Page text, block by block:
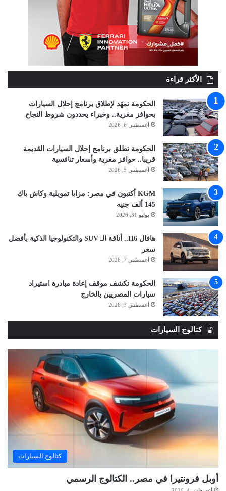
الأكثر قراءة
الحكومة تمهّد لإطلاق برنامج إحلال السيارات
بحوافز مغرية.. وخبراء يحددون شروط النجاح
أغسطس 6, 2026
الحكومة تطلق برنامج إحلال السيارات القديمة
قريبا.. حوافز مغرية وأسعار تنافسية
أغسطس 5, 2026
KGM أكتيون في مصر: مزايا تمويلية وكاش باك
145 ألف جنيه
يوليو 31, 2026
هافال H6.. أناقة الـ SUV والتكنولوجيا الذكية بأفضل
سعر
أغسطس 7, 2026
الحكومة تكشف موقف إعادة مبادرة استيراد
سيارات المصريين بالخارج
أغسطس 3, 2026
كتالوج السيارات
كتالوج السيارات
أوبل فرونتيرا في مصر.. الكتالوج الرسمي